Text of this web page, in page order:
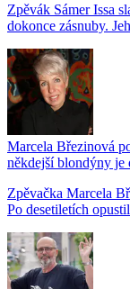
Zpěvák Sámer Issa
dokonce zásnuby.
Marcela Březinová
někdejší blondýny je
Zpěvačka Marcela
Po desetiletích